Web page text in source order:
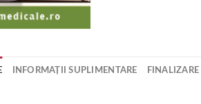
INFORMAȚII SUPLIMENTARE FINALIZARE